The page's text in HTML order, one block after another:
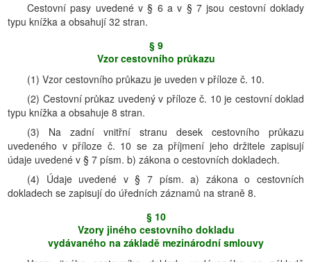
Cestovní pasy uvedené v § 6 a v § 7 jsou cestovní doklady
typu knížka a obsahují 32 stran.
§ 9
Vzor cestovního průkazu
(1) Vzor cestovního průkazu je uveden v příloze č. 10.
(2) Cestovní průkaz uvedený v příloze č. 10 je cestovní doklad
typu knížka a obsahuje 8 stran.
(3) Na zadní vnitřní stranu desek cestovního průkazu
uvedeného v příloze č. 10 se za příjmení jeho držitele zapisují
údaje uvedené v § 7 písm. b) zákona o cestovních dokladech.
(4) Údaje uvedené v § 7 písm. a) zákona o cestovních
dokladech se zapisují do úředních záznamů na straně 8.
§ 10
Vzory jiného cestovního dokladu
vydávaného na základě mezinárodní smlouvy